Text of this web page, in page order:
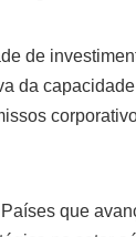
de
da
que